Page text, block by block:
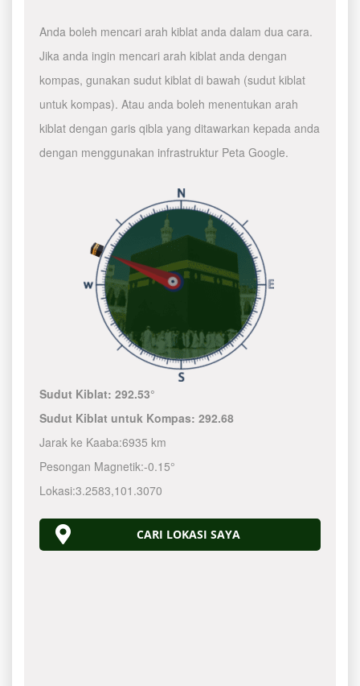
Anda boleh mencari arah kiblat anda dalam dua cara.
Jika anda ingin mencari arah kiblat anda dengan
kompas, gunakan sudut kiblat di bawah (sudut kiblat
untuk kompas). Atau anda boleh menentukan arah
kiblat dengan garis qibla yang ditawarkan kepada anda
dengan menggunakan infrastruktur Peta Google.
Sudut Kiblat:292.53°
Sudut Kiblat untuk Kompas:292.68
Jarak ke Kaaba:6935 km
Pesongan Magnetik:-0.15°
Lokasi:3.2583,101.3070
CARI LOKASI SAYA